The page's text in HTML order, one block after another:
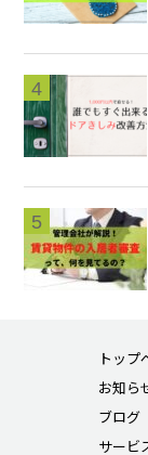
トップ
お知ら
ブログ
サービ